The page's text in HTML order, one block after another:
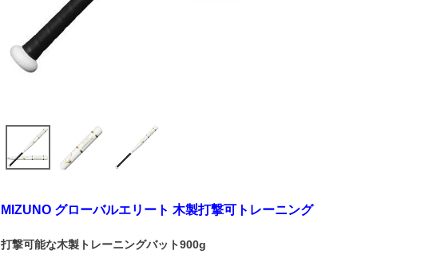
MIZUNO グローバルエリート 木製打撃可トレーニング
打撃可能な木製トレーニングバット900g